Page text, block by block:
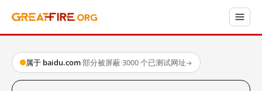
属于 baidu.com·部分被屏蔽·3000 个已测试网址→